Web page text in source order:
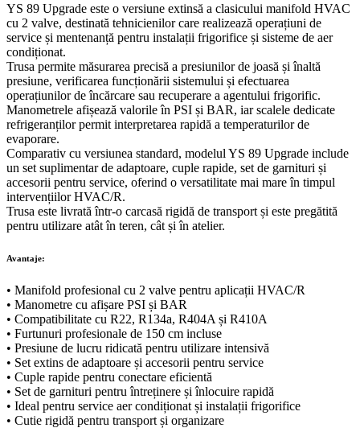
pentru
R22,
R134a,
R404A
și
R410A
quantity
YS 89 Upgrade este o versiune extinsă a clasicului manifold HVAC
cu 2 valve, destinată tehnicienilor care realizează operațiuni de
service și mentenanță pentru instalații frigorifice și sisteme de aer
condiționat.
Trusa permite măsurarea precisă a presiunilor de joasă și înaltă
presiune, verificarea funcționării sistemului și efectuarea
operațiunilor de încărcare sau recuperare a agentului frigorific.
Manometrele afișează valorile în PSI și BAR, iar scalele dedicate
refrigeranților permit interpretarea rapidă a temperaturilor de
evaporare.
Comparativ cu versiunea standard, modelul YS 89 Upgrade include
un set suplimentar de adaptoare, cuple rapide, set de garnituri și
accesorii pentru service, oferind o versatilitate mai mare în timpul
intervențiilor HVAC/R.
Trusa este livrată într-o carcasă rigidă de transport și este pregătită
pentru utilizare atât în teren, cât și în atelier.
Avantaje:
• Manifold profesional cu 2 valve pentru aplicații HVAC/R
• Manometre cu afișare PSI și BAR
• Compatibilitate cu R22, R134a, R404A și R410A
• Furtunuri profesionale de 150 cm incluse
• Presiune de lucru ridicată pentru utilizare intensivă
• Set extins de adaptoare și accesorii pentru service
• Cuple rapide pentru conectare eficientă
• Set de garnituri pentru întreținere și înlocuire rapidă
• Ideal pentru service aer condiționat și instalații frigorifice
• Cutie rigidă pentru transport și organizare